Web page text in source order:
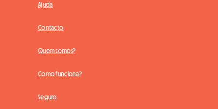
Ajuda
Contacto
Quem somos?
Como funciona?
Seguro